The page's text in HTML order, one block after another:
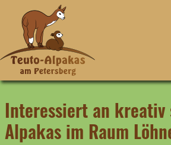
Interessiert an
Alpakas im Raum